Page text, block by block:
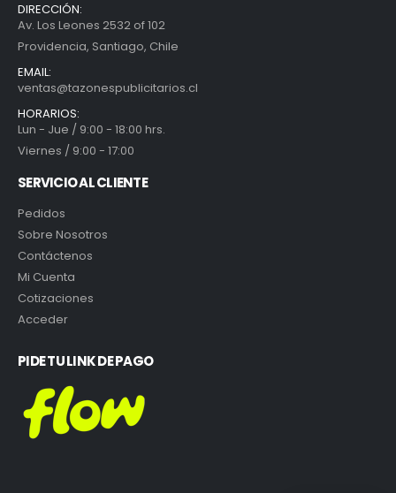
DIRECCIÓN:
Av. Los Leones 2532 of 102
Providencia, Santiago, Chile
EMAIL:
ventas@tazonespublicitarios.cl
HORARIOS:
Lun - Jue / 9:00 - 18:00 hrs.
Viernes / 9:00 - 17:00
SERVICIO AL CLIENTE
Pedidos
Sobre Nosotros
Contáctenos
Mi Cuenta
Cotizaciones
Acceder
PIDE TU LINK DE PAGO